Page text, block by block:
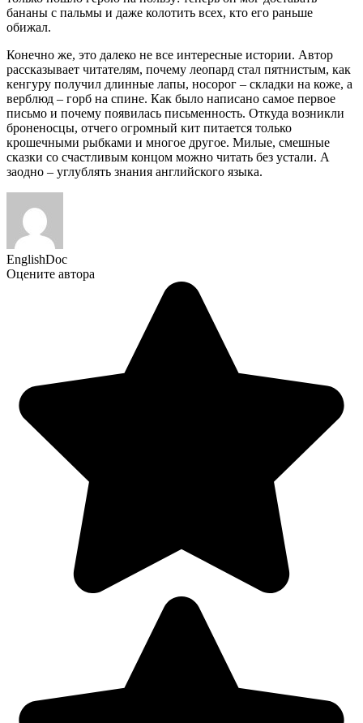
бананы с пальмы и даже колотить всех, кто его раньше
обижал.
Конечно же, это далеко не все интересные истории. Автор
рассказывает читателям, почему леопард стал пятнистым, как
кенгуру получил длинные лапы, носорог – складки на коже, а
верблюд – горб на спине. Как было написано самое первое
письмо и почему появилась письменность. Откуда возникли
броненосцы, отчего огромный кит питается только
крошечными рыбками и многое другое. Милые, смешные
сказки со счастливым концом можно читать без устали. А
заодно – углублять знания английского языка.
EnglishDoc
Оцените автора